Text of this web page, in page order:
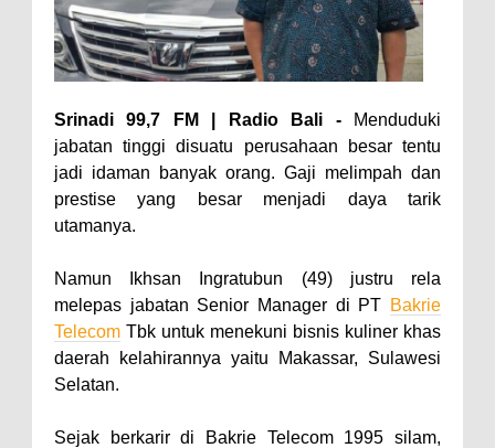
Srinadi 99,7 FM | Radio Bali -
Menduduki
jabatan tinggi disuatu perusahaan besar tentu
jadi idaman banyak orang. Gaji melimpah dan
prestise yang besar menjadi daya tarik
utamanya.
Namun Ikhsan Ingratubun (49) justru rela
melepas jabatan Senior Manager di PT Bakrie
Telecom Tbk untuk menekuni bisnis kuliner khas
daerah kelahirannya yaitu Makassar, Sulawesi
Selatan.
Sejak berkarir di Bakrie Telecom 1995 silam,